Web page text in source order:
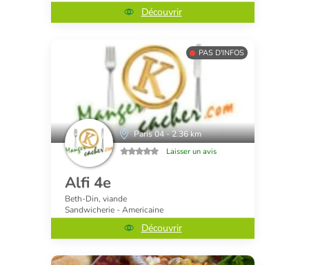
Découvrir
PAS D'INFOS
Paris 04 - 2.36 km
Laisser un avis
Alfi 4e
Beth-Din, viande
Sandwicherie - Americaine
Découvrir